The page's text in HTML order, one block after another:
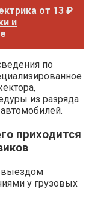
от 13 ₽
и
по
из разряда
приходится
выездом
у грузовых